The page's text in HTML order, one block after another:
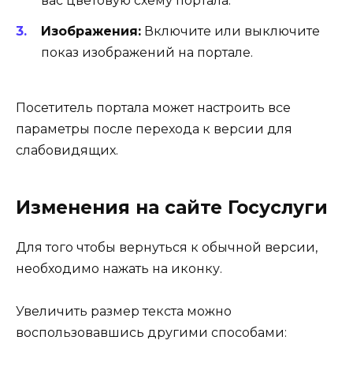
Изображения: Включите или выключите
показ изображений на портале.
Посетитель портала может настроить все
параметры после перехода к версии для
слабовидящих.
Изменения на сайте Госуслуги
Для того чтобы вернуться к обычной версии,
необходимо нажать на иконку.
Увеличить размер текста можно
воспользовавшись другими способами: